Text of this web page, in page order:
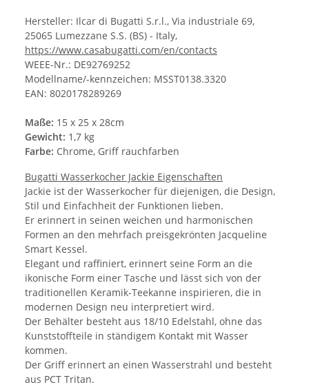
Hersteller: Ilcar di Bugatti S.r.l., Via industriale 69,
25065 Lumezzane S.S. (BS) - Italy,
https://www.casabugatti.com/en/contacts
WEEE-Nr.: DE92769252
Modellname/-kennzeichen: MSST0138.3320
EAN: 8020178289269
Maße: 15 x 25 x 28cm
Gewicht: 1,7 kg
Farbe: Chrome, Griff rauchfarben
Bugatti Wasserkocher Jackie Eigenschaften
Jackie ist der Wasserkocher für diejenigen, die Design,
Stil und Einfachheit der Funktionen lieben.
Er erinnert in seinen weichen und harmonischen
Formen an den mehrfach preisgekrönten Jacqueline
Smart Kessel.
Elegant und raffiniert, erinnert seine Form an die
ikonische Form einer Tasche und lässt sich von der
traditionellen Keramik-Teekanne inspirieren, die in
modernen Design neu interpretiert wird.
Der Behälter besteht aus 18/10 Edelstahl, ohne das
Kunststoffteile in ständigem Kontakt mit Wasser
kommen.
Der Griff erinnert an einen Wasserstrahl und besteht
aus PCT Tritan.